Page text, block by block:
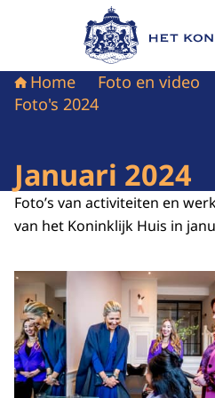
Naar de
Home Foto en video
Foto's 2024
Januari 2024
Foto’s van activiteiten en
van het Koninklijk Huis in